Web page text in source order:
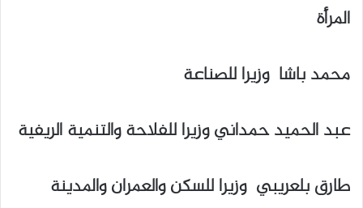
المرأة
محمد باشا وزيرا للصناعة
عبد الحميد حمداني وزيرا للفلاحة والتنمية الريفية
طارق بلعريبي وزيرا للسكن والعمران والمدينة